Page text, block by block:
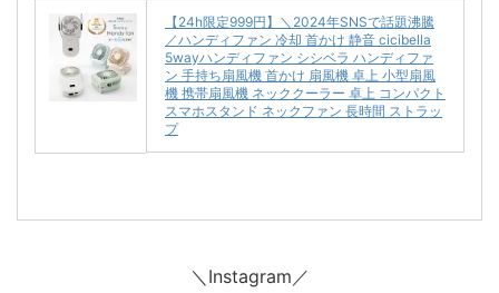
【24h限定999円】＼2024年SNSで話題沸騰
／ハンディファン 冷却 首かけ 静音 cicibella
5wayハンディファン シシベラ ハンディファ
ン 手持ち扇風機 首かけ 扇風機 卓上 小型扇風
機 携帯扇風機 ネッククーラー 卓上 コンパクト
スマホスタンド ネックファン 長時間 ストラッ
プ
＼Instagram／